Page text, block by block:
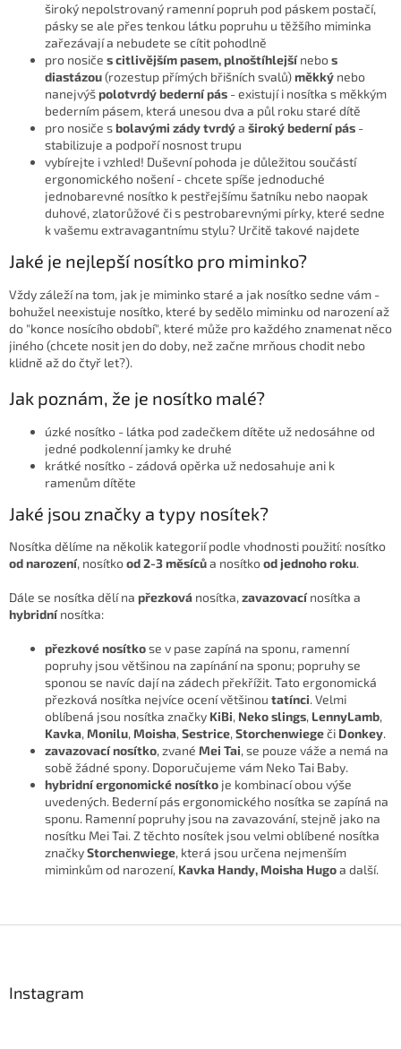
široký nepolstrovaný ramenní popruh pod páskem postačí,
pásky se ale přes tenkou látku popruhu u těžšího miminka
zařezávají a nebudete se cítit pohodlně
pro nosiče s citlivějším pasem, plnoštíhlejšínebos
diastázou(rozestup přímých břišních svalů)měkký nebo
nanejvýšpolotvrdý bederní pás - existují i nosítka s měkkým
bederním pásem, která unesou dva a půl roku staré dítě
pro nosiče sbolavými zády tvrdýa široký bederní pás -
stabilizuje a podpoří nosnost trupu
vybírejte i vzhled! Duševní pohoda je důležitou součástí
ergonomického nošení - chcete spíše jednoduché
jednobarevné nosítko k pestřejšímu šatníku nebo naopak
duhové, zlatorůžové či s pestrobarevnými pírky, které sedne
k vašemu extravagantnímu stylu? Určitě takové najdete
Jaké je nejlepší nosítko pro miminko?
Vždy záleží na tom, jak je miminko staré a jak nosítko sedne vám -
bohužel neexistuje nosítko, které by sedělo miminku od narození až
do "konce nosícího období", které může pro každého znamenat něco
jiného (chcete nosit jen do doby, než začne mrňous chodit nebo
klidně až do čtyř let?).
Jak poznám, že je nosítko malé?
úzké nosítko - látka pod zadečkem dítěte už nedosáhne od
jedné podkolenní jamky ke druhé
krátké nosítko - zádová opěrka už nedosahuje ani k
ramenům dítěte
Jaké jsou značky a typy nosítek?
Nosítka dělíme na několik kategorií podle vhodnosti použití: nosítko
od narození, nosítkood 2-3 měsícůa nosítkood jednoho roku.
Dále se nosítka dělí na přezková nosítka, zavazovacínosítka a
hybridnínosítka:
přezkové nosítkose v pase zapíná na sponu, ramenní
popruhy jsou většinou na zapínání na sponu; popruhy se
sponou se navíc dají na zádech překřížit. Tato ergonomická
přezková nosítka nejvíce ocení většinou tatínci. Velmi
oblíbená jsou nosítka značky KiBi, Neko slings, LennyLamb,
Kavka, Monilu, Moisha, Sestrice, Storchenwiegeči Donkey.
zavazovací nosítko, zvané Mei Tai, se pouze váže a nemá na
sobě žádné spony. Doporučujeme vám Neko Tai Baby.
hybridní ergonomické nosítko je kombinací obou výše
uvedených. Bederní pás ergonomického nosítka se zapíná na
sponu. Ramenní popruhy jsou na zavazování, stejně jako na
nosítku Mei Tai. Z těchto nosítek jsou velmi oblíbené nosítka
značkyStorchenwiege, která jsou určena nejmenším
miminkům od narození, Kavka Handy, Moisha Hugoa další.
Instagram